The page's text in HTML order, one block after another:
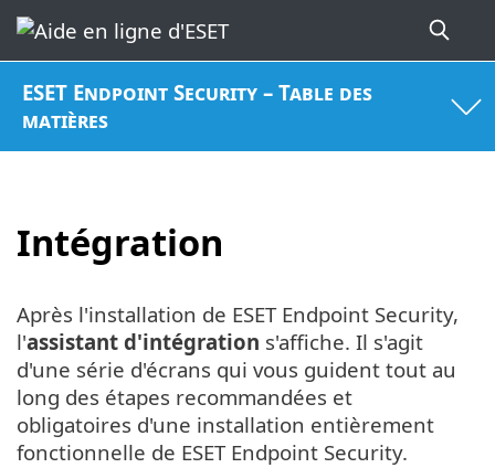
ESET Endpoint Security – Table des
matières
Intégration
Après l'installation de ESET Endpoint Security,
l'assistant d'intégration s'affiche. Il s'agit
d'une série d'écrans qui vous guident tout au
long des étapes recommandées et
obligatoires d'une installation entièrement
fonctionnelle de ESET Endpoint Security.